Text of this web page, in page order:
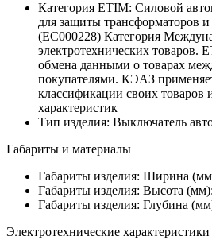
Категория ETIM: Силовой
для защиты трансформаторов
(EC000228) Категория
электротехнических товаров.
обмена данными о товарах
покупателями. КЭАЗ
классификации своих товаров
характеристик
Тип изделия: Выключатель
Габариты и материалы
Габариты изделия: Ширина
Габариты изделия: Высота (мм):
Габариты изделия: Глубина
Электротехнические характеристики